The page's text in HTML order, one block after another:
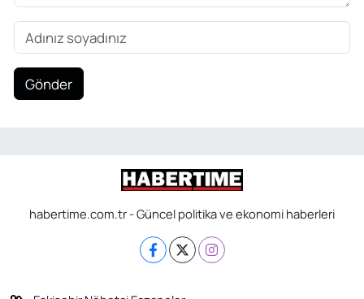
Gönder
habertime.com.tr - Güncel politika ve ekonomi haberleri